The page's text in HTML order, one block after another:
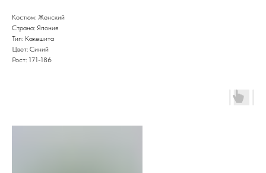
Костюм: Женский
Страна: Япония
Тип: Какешита
Цвет: Синий
Рост: 171-186